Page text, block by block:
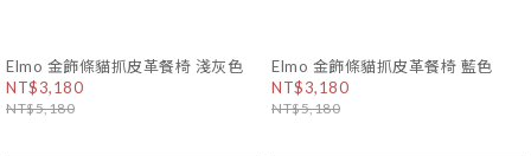
Elmo 金飾條貓抓皮革餐椅 淺灰色
NT$3,180
NT$5,180
Elmo 金飾條貓抓皮革餐椅 藍色
NT$3,180
NT$5,180